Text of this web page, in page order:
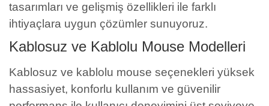
tasarımları ve gelişmiş özellikleri ile farklı
ihtiyaçlara uygun çözümler sunuyoruz.
Kablosuz ve Kablolu Mouse Modelleri
Kablosuz ve kablolu mouse seçenekleri yüksek
hassasiyet, konforlu kullanım ve güvenilir